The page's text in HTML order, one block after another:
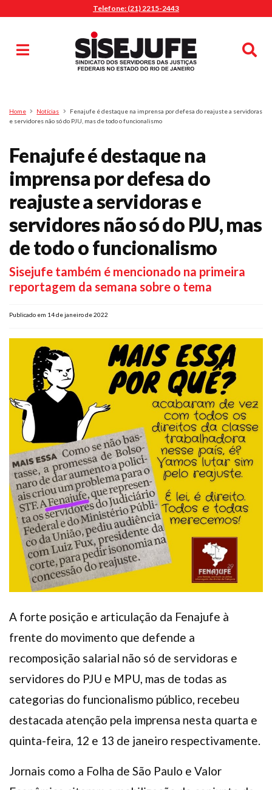
Telefone: (21) 2215-2443
Pesquisa
Home Notícias
Fenajufe é destaque na imprensa por defesa do reajuste a servidoras
e servidores não só do PJU, mas de todo o funcionalismo
Fenajufe é destaque na
imprensa por defesa do
reajuste a servidoras e
servidores não só do PJU, mas
de todo o funcionalismo
Sisejufe também é mencionado na primeira
reportagem da semana sobre o tema
Publicado em 14 de janeiro de 2022
A forte posição e articulação da Fenajufe à
frente do movimento que defende a
recomposição salarial não só de servidoras e
servidores do PJU e MPU, mas de todas as
categorias do funcionalismo público, recebeu
destacada atenção pela imprensa nesta quarta e
quinta-feira, 12 e 13 de janeiro respectivamente.
Jornais como a Folha de São Paulo e Valor
MENU
Sindicalize-se
Jurídico
O Sindicato
Agenda
Casa do Alto
Sede Campestre
Nossos Convênios
Gympass Wellhub
Seguro Auto
Plano de Saúde
Pós-graduação
FacebookInstagramTwitter YoutubeTikTok Whatsapp